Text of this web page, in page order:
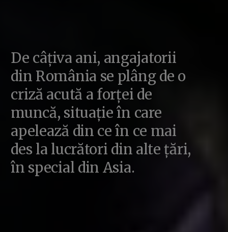
De câțiva ani, angajatorii
din România se plâng de o
criză acută a forței de
muncă, situație în care
apelează din ce în ce mai
des la lucrători din alte țări,
în special din Asia.